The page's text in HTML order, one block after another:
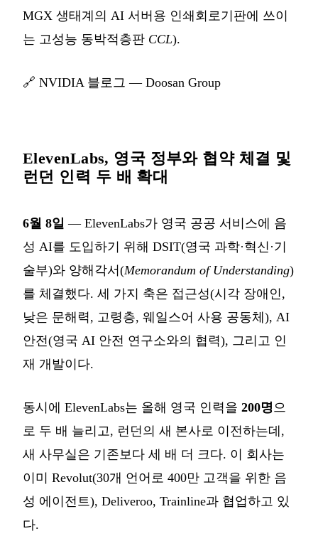
MGX 생태계의 AI 서버용 인쇄회로기판에 쓰이
는 고성능 동박적층판 CCL).
🔗 NVIDIA 블로그 — Doosan Group
ElevenLabs, 영국 정부와 협약 체결 및
런던 인력 두 배 확대
6월 8일 — ElevenLabs가 영국 공공 서비스에 음
성 AI를 도입하기 위해 DSIT(영국 과학·혁신·기
술부)와 양해각서(Memorandum of Understanding)
를 체결했다. 세 가지 축은 접근성(시각 장애인,
낮은 문해력, 고령층, 웨일스어 사용 공동체), AI
안전(영국 AI 안전 연구소와의 협력), 그리고 인
재 개발이다.
동시에 ElevenLabs는 올해 영국 인력을 200명으
로 두 배 늘리고, 런던의 새 본사로 이전하는데,
새 사무실은 기존보다 세 배 더 크다. 이 회사는
이미 Revolut(30개 언어로 400만 고객을 위한 음
성 에이전트), Deliveroo, Trainline과 협업하고 있
다.